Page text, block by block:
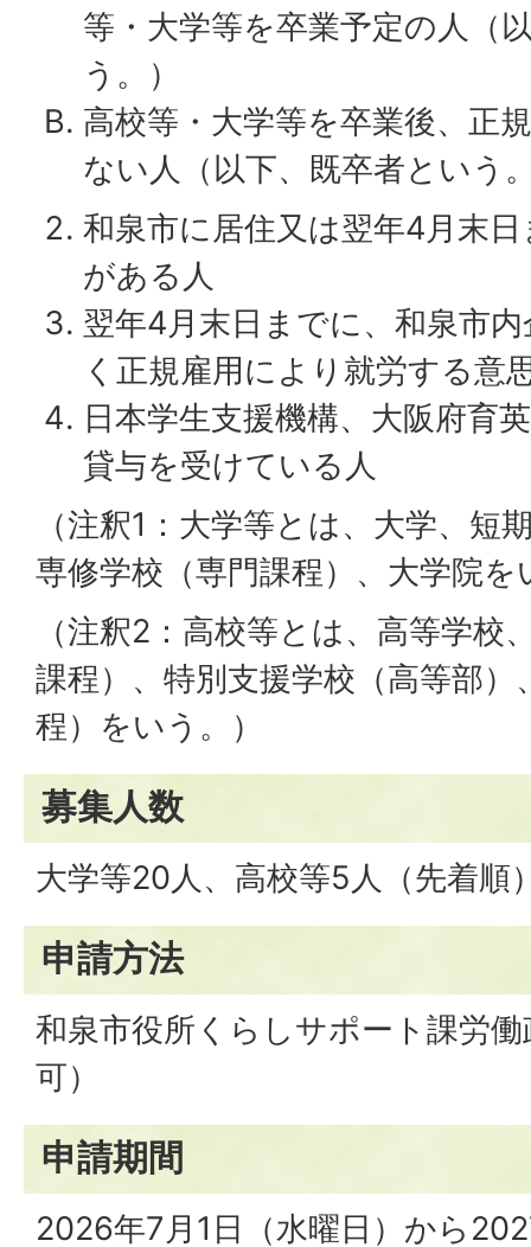
等・大学等を卒業予定の人（
う。）
高校等・大学等を卒業後、正
ない人（以下、既卒者という
和泉市に居住又は翌年4月末
がある人
翌年4月末日までに、和泉市
く正規雇用により就労する意
日本学生支援機構、大阪府育
貸与を受けている人
（注釈1：大学等とは、大学、短
専修学校（専門課程）、大学院を
（注釈2：高校等とは、高等学校
課程）、特別支援学校（高等部）
程）をいう。）
募集人数
大学等20人、高校等5人（先着順
申請方法
和泉市役所くらしサポート課労
可）
申請期間
2026年7月1日（水曜日）から